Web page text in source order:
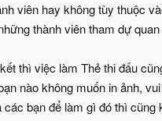
viên hay không tùy thuộc
thành viên tham dự
thì việc làm Thẻ thi đấu
nào không muốn in ảnh,
bạn để làm gì đó thì